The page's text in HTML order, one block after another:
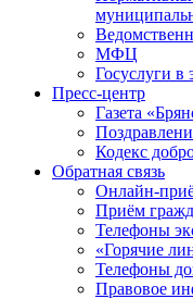
МФЦ
Госуслуги в
Пресс-центр
Газета
Кодекс
Обратная связь
Онлайн-
Приём
Телефоны
«Горячие
Телефоны
Правовое